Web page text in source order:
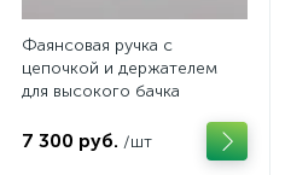
Фаянсовая ручка с
цепочкой и держателем
для высокого бачка
7 300 руб. /шт